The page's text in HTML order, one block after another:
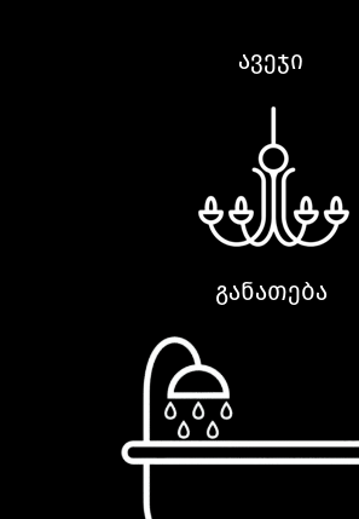
ავეჯი
განათება